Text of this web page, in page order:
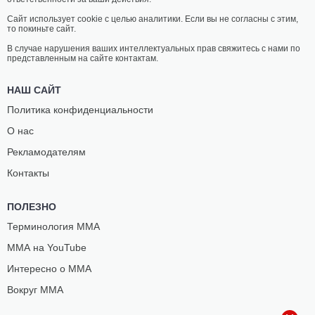
Сайт использует cookie с целью аналитики. Если вы не согласны с этим,
то покиньте сайт.
В случае нарушения ваших интеллектуальных прав свяжитесь с нами по
представленным на сайте контактам.
НАШ САЙТ
Политика конфиденциальности
О нас
Рекламодателям
Контакты
ПОЛЕЗНО
Терминология ММА
ММА на YouTube
Интересно о ММА
Вокруг ММА